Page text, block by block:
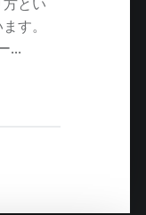
とい
す。
…